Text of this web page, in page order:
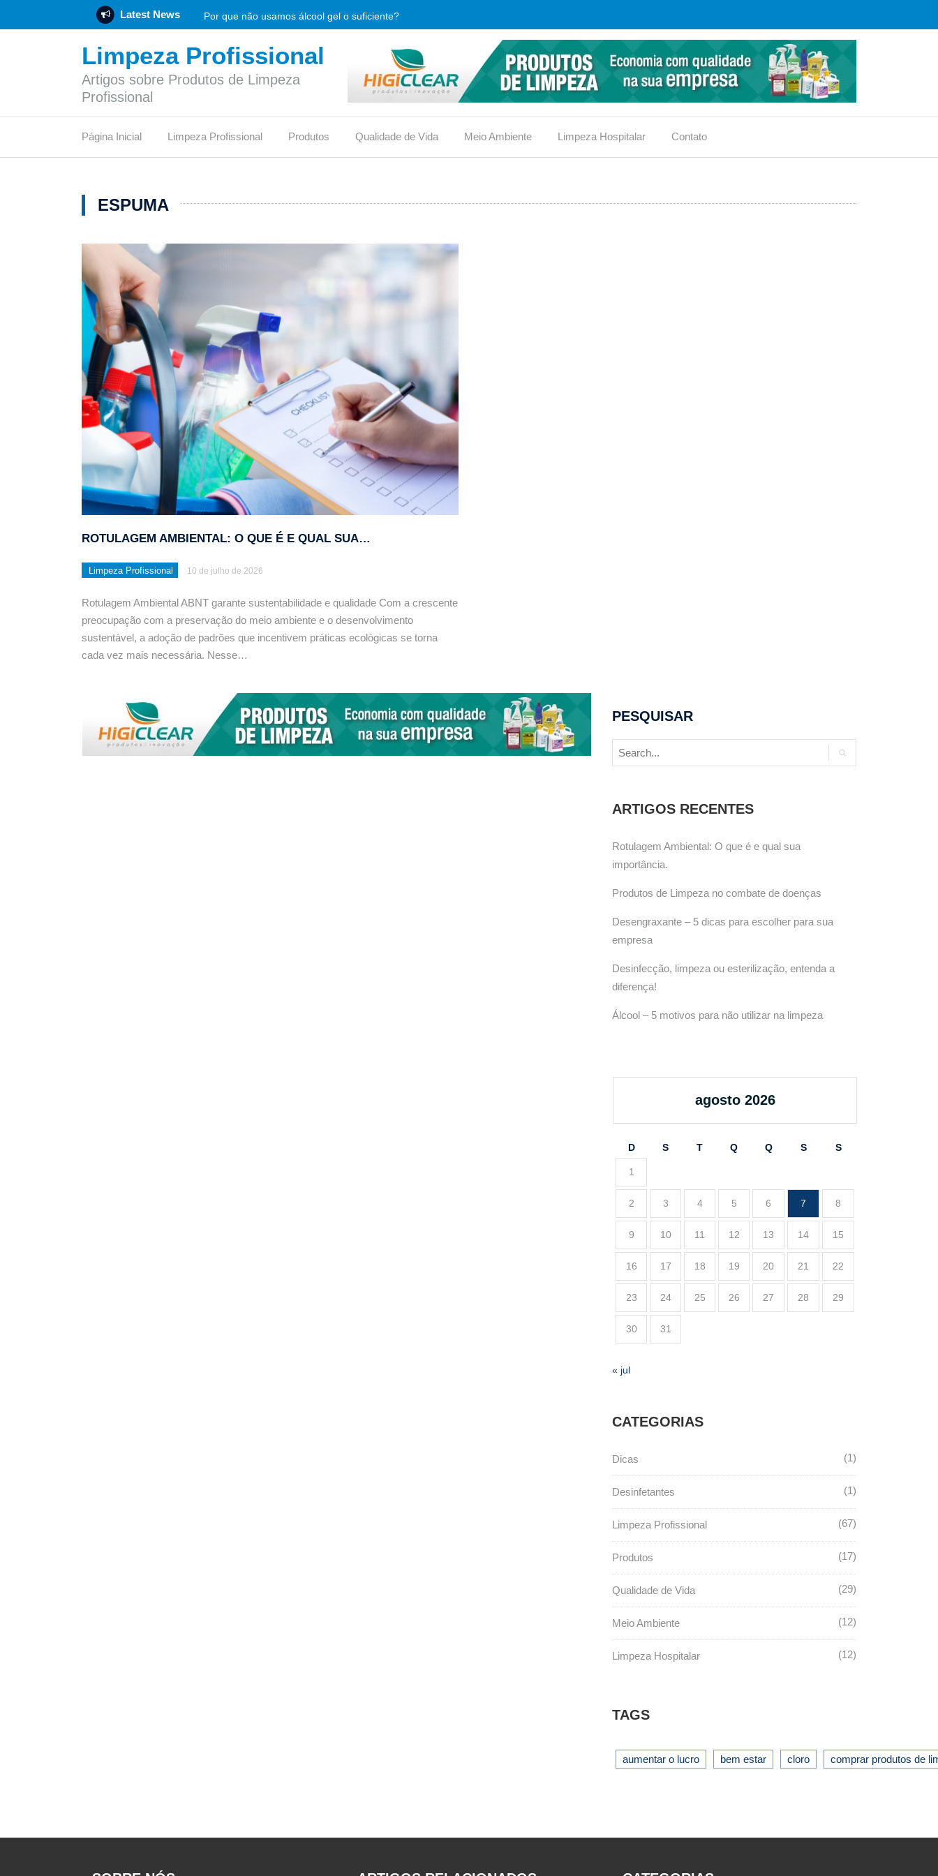
Latest News Por que não usamos álcool gel o suficiente?
Rotulagem Ambiental: O que é e qual sua importância.
Empresa de produtos de limpeza, o que verificar antes de comprar?
Vinagre de limpeza: funciona ou traz riscos?
O que é um depósito de material de limpeza (DML)?
Limpeza pós obra: Técnicas, cuidados e produtos recomendados.
Limpeza Profissional
Artigos sobre Produtos de Limpeza
Profissional
Página Inicial Limpeza Profissional Produtos Qualidade de Vida Meio Ambiente Limpeza Hospitalar Contato
ESPUMA
ROTULAGEM AMBIENTAL: O QUE É E QUAL SUA…
Limpeza Profissional 10 de julho de 2026
Rotulagem Ambiental ABNT garante sustentabilidade e qualidade Com a crescente
preocupação com a preservação do meio ambiente e o desenvolvimento
sustentável, a adoção de padrões que incentivem práticas ecológicas se torna
cada vez mais necessária. Nesse…
PESQUISAR
ARTIGOS RECENTES
Rotulagem Ambiental: O que é e qual sua
importância.
Produtos de Limpeza no combate de doenças
Desengraxante – 5 dicas para escolher para sua
empresa
Desinfecção, limpeza ou esterilização, entenda a
diferença!
Álcool – 5 motivos para não utilizar na limpeza
agosto 2026
D S T Q Q S S
1
2 3 4 5 6 7 8
9 10 11 12 13 14 15
16 17 18 19 20 21 22
23 24 25 26 27 28 29
30 31
« jul
CATEGORIAS
Dicas 1
Desinfetantes 1
Limpeza Profissional 67
Produtos 17
Qualidade de Vida 29
Meio Ambiente 12
Limpeza Hospitalar 12
TAGS
aumentar o lucro bem estar cloro comprar produtos de